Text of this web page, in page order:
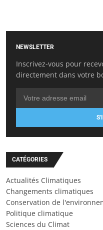
NEWSLETTER
Inscrivez-vous pour
directement dans votre
CATÉGORIES
Actualités Climatiques
Changements climatiques
Conservation de
Politique climatique
Sciences du Climat